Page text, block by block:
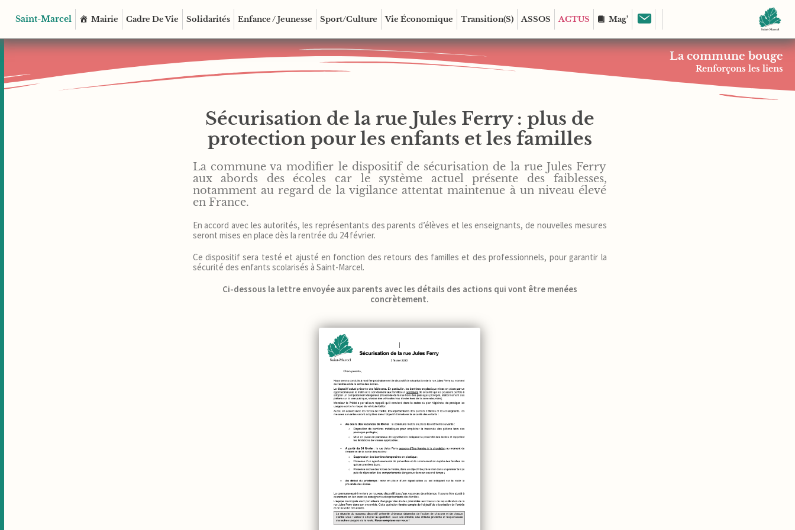
Saint-Marcel Mairie Cadre De Vie Solidarités Enfance / Jeunesse Sport/Culture Vie Économique Transition(s) ASSOS ACTUS Mag'
La commune bouge
Renforçons les liens
Sécurisation de la rue Jules Ferry : plus de
protection pour les enfants et les familles
La commune va modifier le dispositif de sécurisation de la rue Jules Ferry
aux abords des écoles car le système actuel présente des faiblesses,
notamment au regard de la vigilance attentat maintenue à un niveau élevé
en France.
En accord avec les autorités, les représentants des parents d’élèves et les enseignants, de nouvelles mesures
seront mises en place dès la rentrée du 24 février.
Ce dispositif sera testé et ajusté en fonction des retours des familles et des professionnels, pour garantir la
sécurité des enfants scolarisés à Saint-Marcel.
Ci-dessous la lettre envoyée aux parents avec les détails des actions qui vont être menées
concrètement.